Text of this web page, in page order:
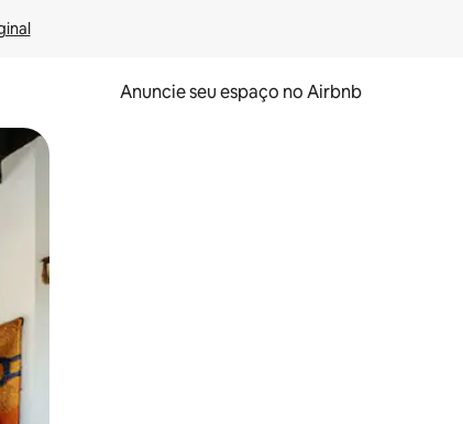
Anuncie seu espaço no Airbnb